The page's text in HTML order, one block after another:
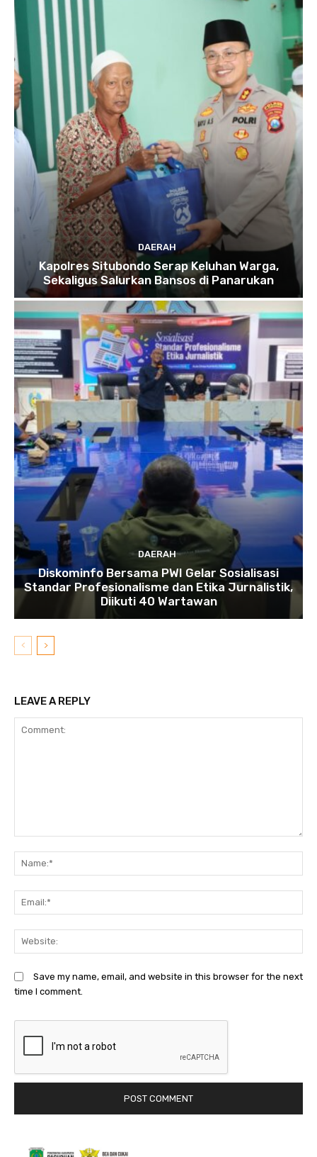
DAERAH
Kapolres Situbondo Serap Keluhan Warga,
Sekaligus Salurkan Bansos di Panarukan
DAERAH
Diskominfo Bersama PWI Gelar Sosialisasi
Standar Profesionalisme dan Etika Jurnalistik,
Diikuti 40 Wartawan
LEAVE A REPLY
Save my name, email, and website in this browser for the next
time I comment.